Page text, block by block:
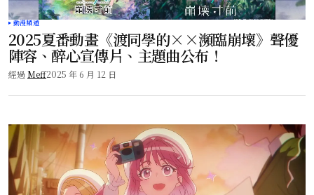
動漫頻道
2025夏番動畫《渡同學的××瀕臨崩壞》聲優
陣容、醉心宣傳片、主題曲公布！
經過 Meff2025 年 6 月 12 日